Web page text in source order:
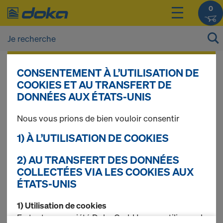
0
Vous pouvez afficher les prix de vos produits
après vous êtreconnecté(e)ouinscrit(e).
Sols sans système
0,32m
CONSENTEMENT À L’UTILISATION DE
COOKIES ET AU TRANSFERT DE
DONNÉES AUX ÉTATS-UNIS
Nous vous prions de bien vouloir consentir
1) À L’UTILISATION DE COOKIES
2) AU TRANSFERT DES DONNÉES
COLLECTÉES VIA LES COOKIES AUX
ÉTATS-UNIS
1) Utilisation de cookies
En tant que société Doka GmbH, nous utilisons des